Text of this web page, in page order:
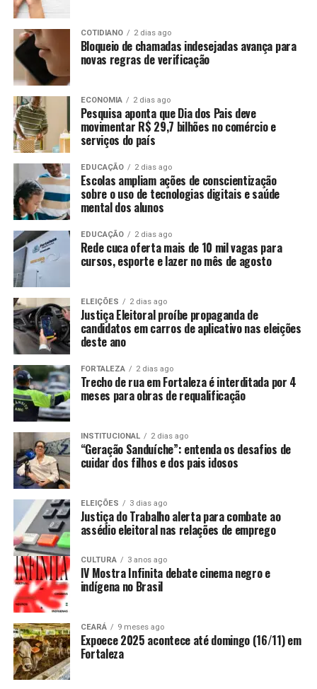
COTIDIANO 2 dias ago
Bloqueio de chamadas indesejadas avança para
novas regras de verificação
ECONOMIA 2 dias ago
Pesquisa aponta que Dia dos Pais deve
movimentar R$ 29,7 bilhões no comércio e
serviços do país
EDUCAÇÃO 2 dias ago
Escolas ampliam ações de conscientização
sobre o uso de tecnologias digitais e saúde
mental dos alunos
EDUCAÇÃO 2 dias ago
Rede cuca oferta mais de 10 mil vagas para
cursos, esporte e lazer no mês de agosto
ELEIÇÕES 2 dias ago
Justiça Eleitoral proíbe propaganda de
candidatos em carros de aplicativo nas eleições
deste ano
FORTALEZA 2 dias ago
Trecho de rua em Fortaleza é interditada por 4
meses para obras de requalificação
INSTITUCIONAL 2 dias ago
“Geração Sanduíche”: entenda os desafios de
cuidar dos filhos e dos pais idosos
ELEIÇÕES 3 dias ago
Justiça do Trabalho alerta para combate ao
assédio eleitoral nas relações de emprego
CULTURA 3 anos ago
IV Mostra Infinita debate cinema negro e
indígena no Brasil
CEARÁ 9 meses ago
Expoece 2025 acontece até domingo (16/11) em
Fortaleza